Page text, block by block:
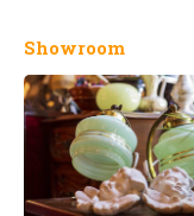
Showroom